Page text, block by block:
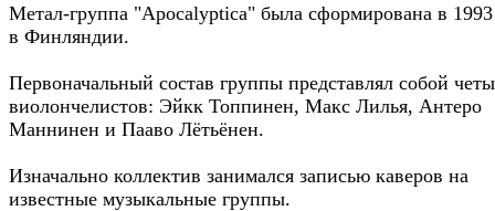
Метал-группа "Apocalyptica" была сформирована в 1993
в Финляндии.
Первоначальный состав группы представлял собой
виолончелистов: Эйкк Топпинен, Макс Лилья, Антеро
Маннинен и Пааво Лётьёнен.
Изначально коллектив занимался записью каверов на
известные музыкальные группы.